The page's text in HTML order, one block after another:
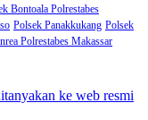
Bontoala Polrestabes
Polsek Panakkukang Polsek
Polrestabes Makassar
ke web resmi